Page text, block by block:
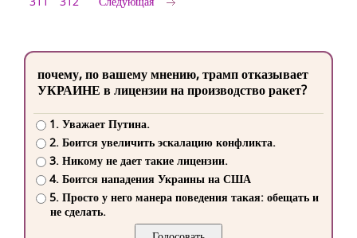
почему, по вашему мнению, трамп отказывает
УКРАИНЕ в лицензии на производство ракет?
1. Уважает Путина.
2. Боится увеличить эскалацию конфликта.
3. Никому не дает такие лицензии.
4. Боится нападения Украины на США
5. Просто у него манера поведения такая: обещать и
не сделать.